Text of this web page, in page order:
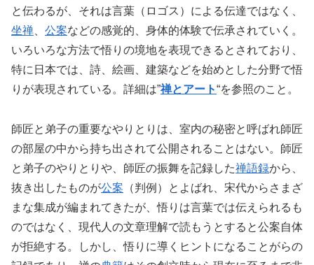
と伝わるが、それは言葉（ロゴス）による伝達ではなく、
坐禅
公案などの感覚的、身体的体験で伝承されていく。
いろいろな方法で悟りの境地を表現できるとされており、
特に日本では、詩、絵画、建築などを始めとした分野で悟
りが表現されている。詳細は”禅とアート“を参照のこと。
師匠と弟子の重要なやりとりは、室内の秘密と呼ばれ師匠
の部屋の中から持ち出されて公開されることはない。師匠
と弟子のやりとりや、師匠の振舞を記録した禅語録から、
抜き出したものが公案 （判例）とよばれ、宋代からさまざ
まな集成が編まれてきたが、悟りは言葉では伝えられるも
のではなく、現代人の文章理解で読もうとすると公案自体
が拒絶する。しかし、悟りに導くヒントになることがらの